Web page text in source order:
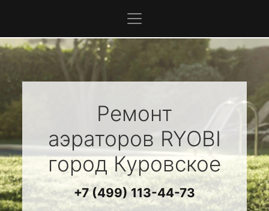
Ремонт
аэраторов RYOBI
город Куровское
+7 (499) 113-44-73